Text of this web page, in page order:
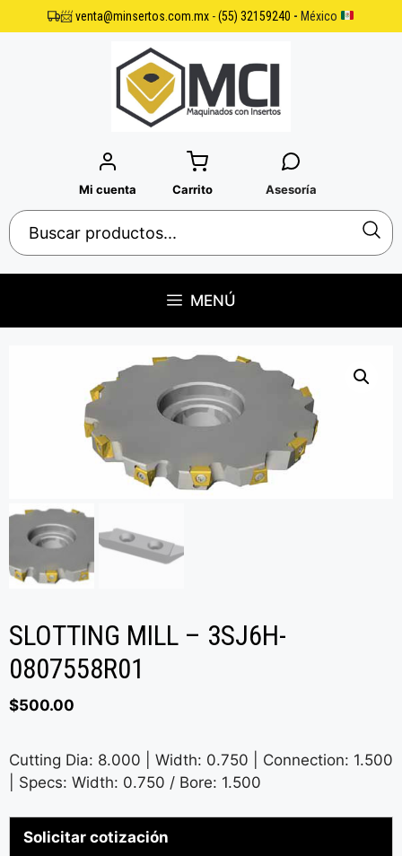
al
📨venta@minsertos.com.mx -(55) 32159240 - México
Mi cuenta Carrito Asesoría
MENÚ
SLOTTING MILL – 3SJ6H-
0807558R01
$500.00
Cutting Dia: 8.000 | Width: 0.750 | Connection: 1.500
| Specs: Width: 0.750 / Bore: 1.500
Solicitar cotización